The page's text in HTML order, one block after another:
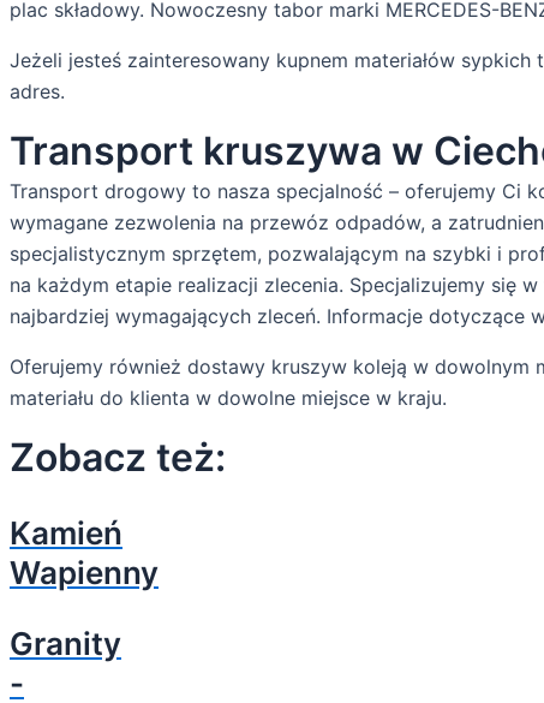
plac składowy. Nowoczesny tabor marki MERCEDES-
Jeżeli jesteś zainteresowany kupnem materiałów
adres.
Transport kruszywa w
Transport drogowy to nasza specjalność – oferujemy Ci
wymagane zezwolenia na przewóz odpadów, a
specjalistycznym sprzętem, pozwalającym na szybki i
na każdym etapie realizacji zlecenia. Specjalizujemy się
najbardziej wymagających zleceń. Informacje dotyczące
Oferujemy również dostawy kruszyw koleją w dowolnym
materiału do klienta w dowolne miejsce w kraju.
Zobacz też:
Kamień
Wapienny
Granity
-